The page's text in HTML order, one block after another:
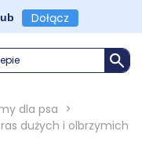
Dołącz
dla psa >
dużych i olbrzymich